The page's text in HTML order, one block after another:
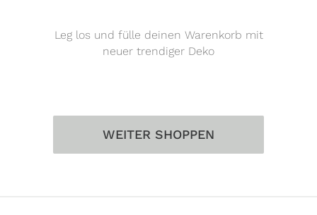
Leg los und fülle deinen Warenkorb mit
neuer trendiger Deko
WEITER SHOPPEN